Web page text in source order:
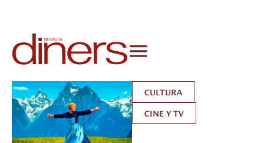
CULTURA
CINE Y TV